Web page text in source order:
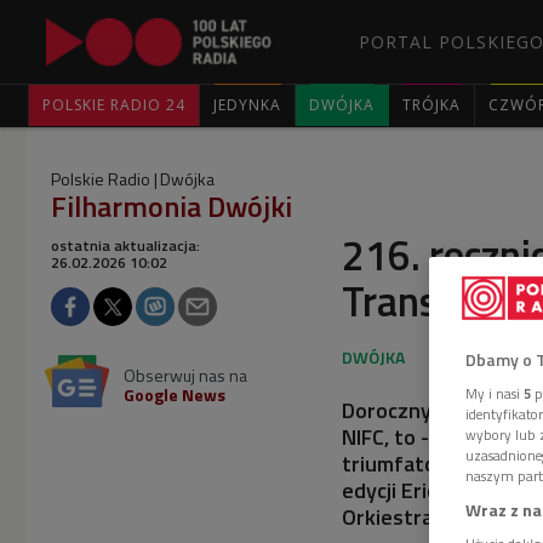
PORTAL
POLSKIE RADIO 24 JEDYNKA DWÓJKA TRÓJKA
Polskie Radio Dwójka
Filharmonia Dwójki
216.
Transmisja
ostatnia aktualizacja:
26.02.2026 10:02
Obserwuj nas na
Google News
Doroczny koncert
NIFC, to - w roku
triumfatora do
edycji Eric Lu. W
Orkiestra
Dbamy o
My i nasi 5
wybory lub
naszym
Wraz z